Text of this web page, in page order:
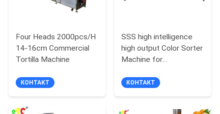
ЗАПРОСИТЕ
ЦИТАТУ
КАРТА
Four Heads 2000pcs/H
14-16cm Commercial
Tortilla Machine
КОНТАКТ
SSS high intelligence
high output Color Sorter
Machine for
/beans/grains product
КОНТАКТ